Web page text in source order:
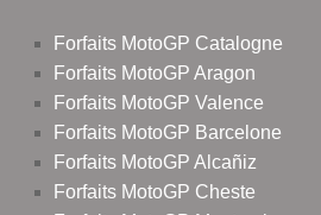
Forfaits MotoGP Catalogne
Forfaits MotoGP Aragon
Forfaits MotoGP Valence
Forfaits MotoGP Barcelone
Forfaits MotoGP Alcañiz
Forfaits MotoGP Cheste